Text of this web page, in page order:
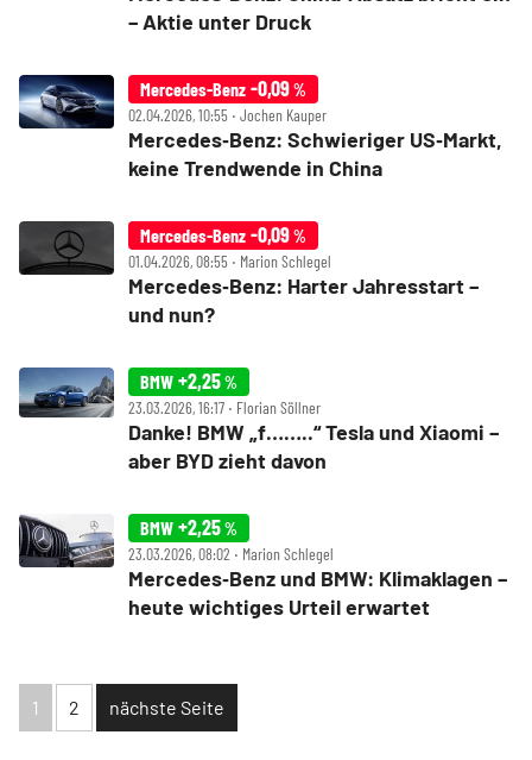
– Aktie unter Druck
Mercedes-Benz -0,09%
02.04.2026, 10:55 ‧ Jochen Kauper
Mercedes‑Benz: Schwieriger US‑Markt,
keine Trendwende in China
Mercedes-Benz -0,09%
01.04.2026, 08:55 ‧ Marion Schlegel
Mercedes‑Benz: Harter Jahresstart –
und nun?
BMW +2,25%
23.03.2026, 16:17 ‧ Florian Söllner
Danke! BMW „f……..“ Tesla und Xiaomi –
aber BYD zieht davon
BMW +2,25%
23.03.2026, 08:02 ‧ Marion Schlegel
Mercedes‑Benz und BMW: Klimaklagen –
heute wichtiges Urteil erwartet
1 2 nächste Seite